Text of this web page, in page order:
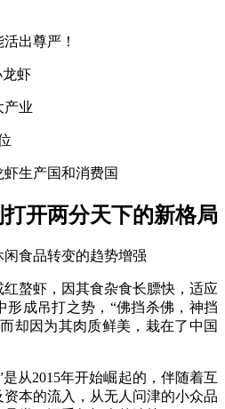
出尊严！
龙虾
产业
生产国和消费国
开两分天下的新格局
食品转变的趋势增强
螯虾，因其食杂食长膘快，适应
形成吊打之势，“佛挡杀佛，神挡
却因为其肉质鲜美，栽在了中国
从2015年开始崛起的，伴随着互
本的流入，从无人问津的小众品